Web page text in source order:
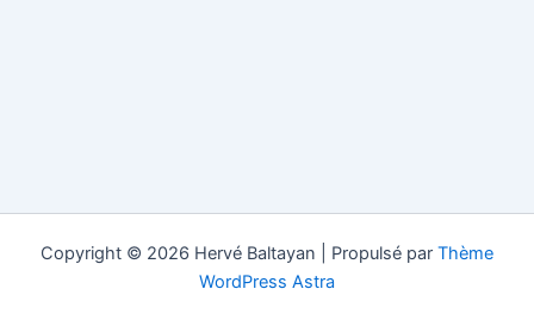
Copyright © 2026 Hervé Baltayan | Propulsé par Thème
WordPress Astra